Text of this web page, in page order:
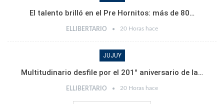
El talento brilló en el Pre Hornitos: más de 80…
ELLIBERTARIO 20 Horas hace
JUJUY
Multitudinario desfile por el 201° aniversario de la…
ELLIBERTARIO 20 Horas hace